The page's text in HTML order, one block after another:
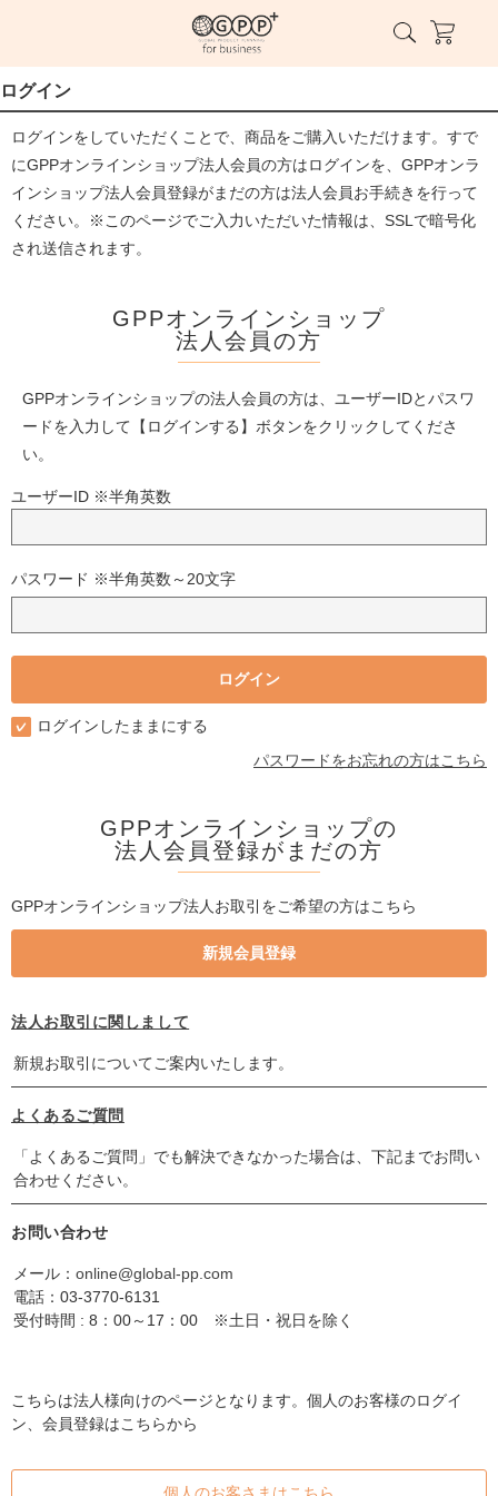
ログイン
ログインをしていただくことで、商品をご購入いただけます。すで
にGPPオンラインショップ法人会員の方はログインを、GPPオンラ
インショップ法人会員登録がまだの方は法人会員お手続きを行って
ください。※このページでご入力いただいた情報は、SSLで暗号化
され送信されます。
GPPオンラインショップ
法人会員の方
GPPオンラインショップの法人会員の方は、ユーザーIDとパスワ
ードを入力して【ログインする】ボタンをクリックしてくださ
い。
ユーザーID ※半角英数
パスワード ※半角英数～20文字
ログインしたままにする
パスワードをお忘れの方はこちら
GPPオンラインショップの
法人会員登録がまだの方
GPPオンラインショップ法人お取引をご希望の方はこちら
法人お取引に関しまして
新規お取引についてご案内いたします。
よくあるご質問
「よくあるご質問」でも解決できなかった場合は、下記までお問い
合わせください。
お問い合わせ
メール： online@global-pp.com
電話： 03-3770-6131
受付時間 : 8：00～17：00 ※土日・祝日を除く
こちらは法人様向けのページとなります。個人のお客様のログイ
ン、会員登録はこちらから